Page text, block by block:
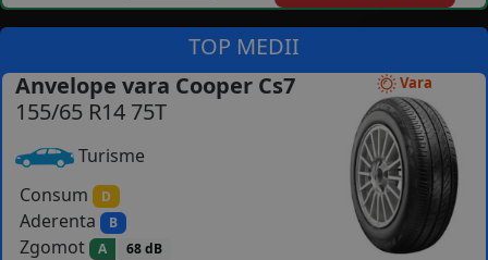
TOP MEDII
Vara
Anvelope vara Cooper Cs7
155/65 R14 75T
Turisme
Consum
D
Aderenta B
Zgomot A 68 dB